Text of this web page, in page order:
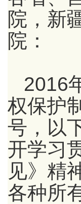
院，新
院：
2016
权保护
号，以
开学习
见》精
各种所